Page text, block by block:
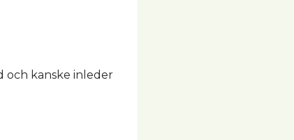
och kanske inleder